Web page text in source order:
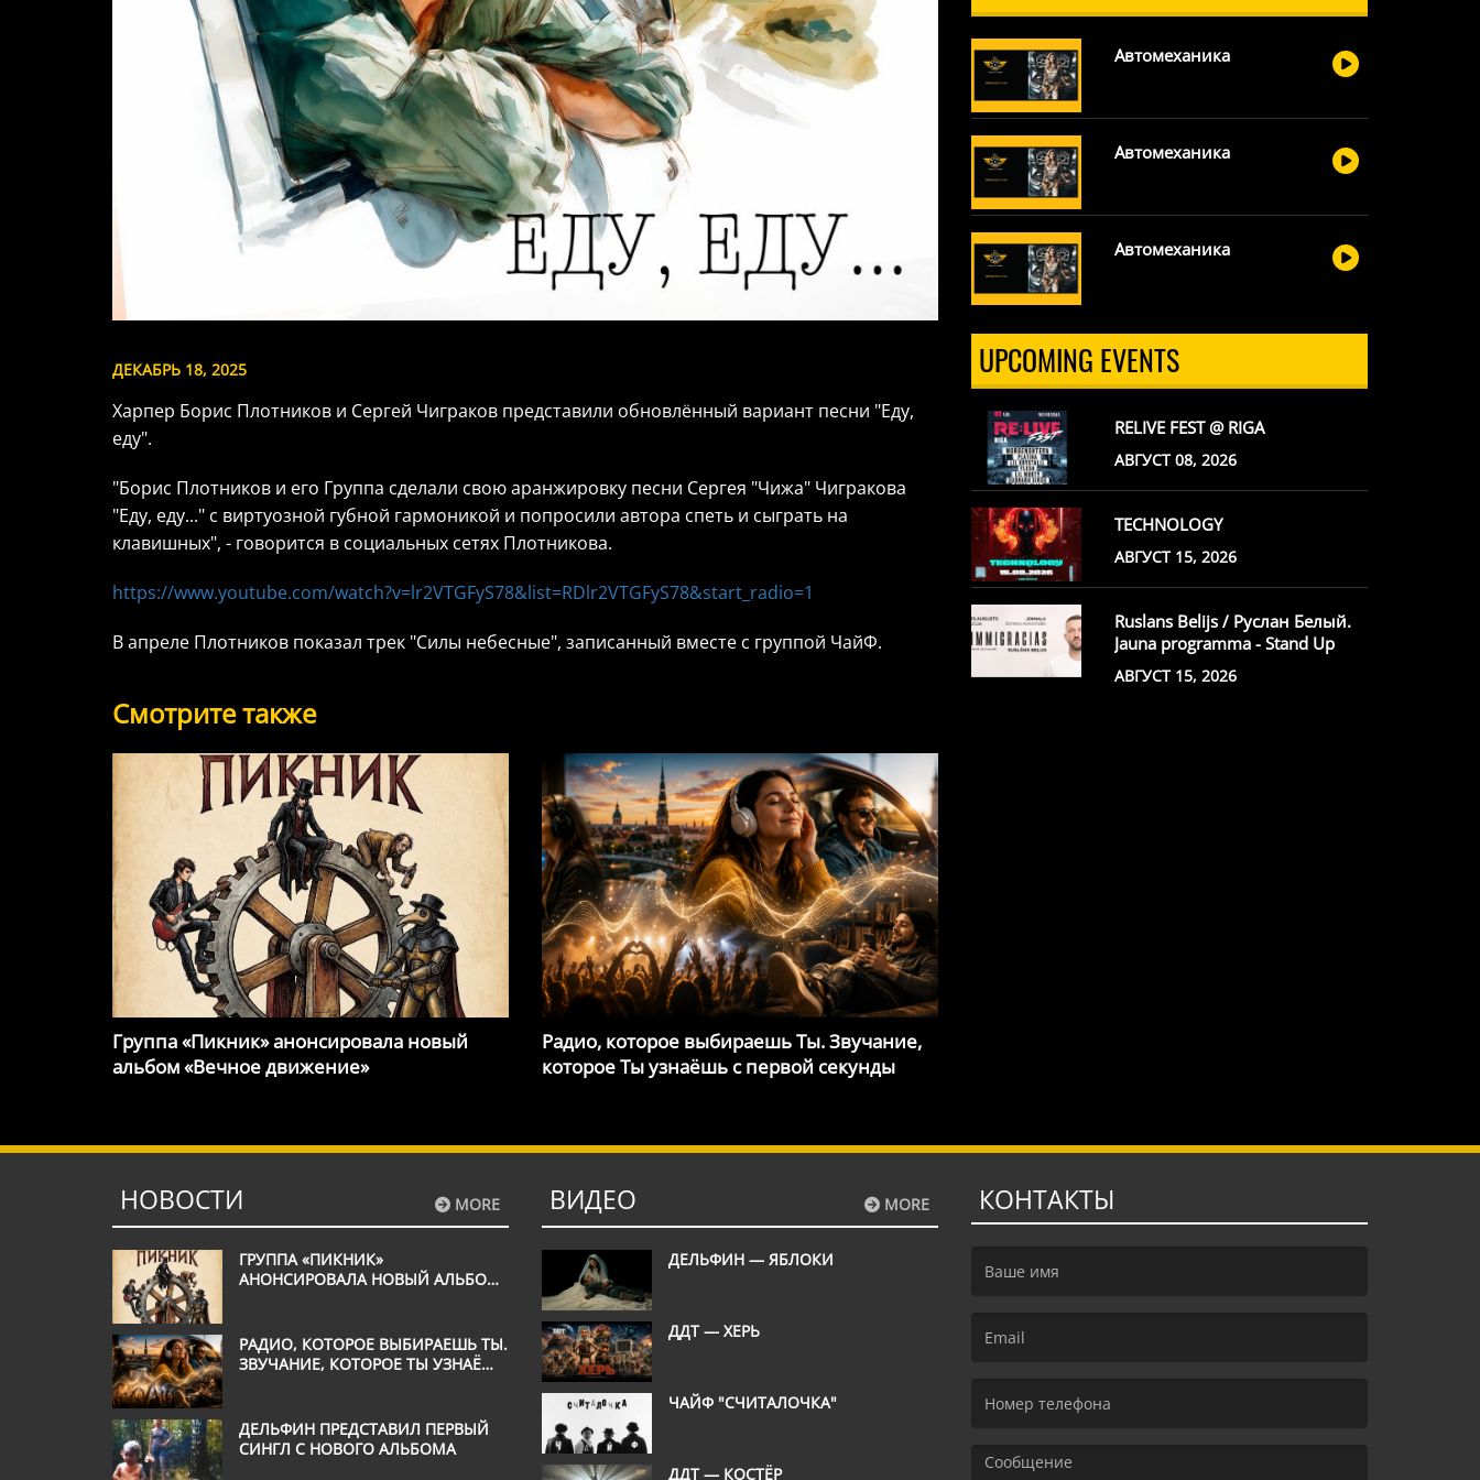
ДЕКАБРЬ 18, 2025
Харпер Борис Плотников и Сергей Чиграков представили обновлённый вариант песни "Еду,
еду".
"Борис Плотников и его Группа сделали свою аранжировку песни Сергея "Чижа" Чигракова
"Еду, еду..." с виртуозной губной гармоникой и попросили автора спеть и сыграть на
клавишных", - говорится в социальных сетях Плотникова.
https://www.youtube.com/watch?v=lr2VTGFyS78&list=RDlr2VTGFyS78&start_radio=1
В апреле Плотников показал трек "Силы небесные", записанный вместе с группой ЧайФ.
Смотрите также
Группа «Пикник» анонсировала новый
альбом «Вечное движение»
Радио, которое выбираешь Ты. Звучание,
которое Ты узнаёшь с первой секунды
Автомеханика
Автомеханика
Автомеханика
UPCOMING EVENTS
RELIVE FEST @ RIGA
АВГУСТ 08, 2026
TECHNOLOGY
АВГУСТ 15, 2026
Ruslans Belijs / Руслан Белый.
Jauna programma - Stand Up
АВГУСТ 15, 2026
MORE
НОВОСТИ
ГРУППА «ПИКНИК»
АНОНСИРОВАЛА НОВЫЙ АЛЬБОМ
РАДИО, КОТОРОЕ ВЫБИРАЕШЬ ТЫ.
ЗВУЧАНИЕ, КОТОРОЕ ТЫ УЗНАЁШЬ
ДЕЛЬФИН ПРЕДСТАВИЛ ПЕРВЫЙ
СИНГЛ С НОВОГО АЛЬБОМА
MORE
ВИДЕО
ДЕЛЬФИН — ЯБЛОКИ
ДДТ — ХЕРЬ
ЧАЙФ "СЧИТАЛОЧКА"
ДДТ — КОСТЁР
КОНТАКТЫ